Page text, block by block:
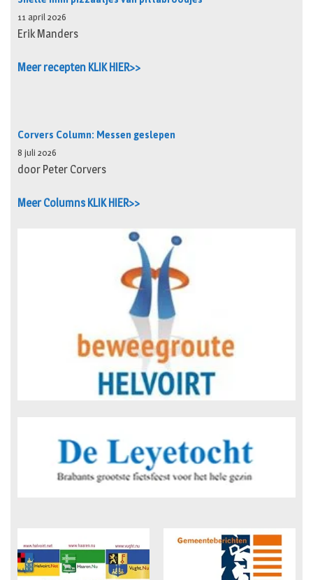
11 april 2026
Erik Manders
Meer recepten KLIK HIER>>
Corvers Column: Messen geslepen
8 juli 2026
door Peter Corvers
Meer Columns KLIK HIER>>